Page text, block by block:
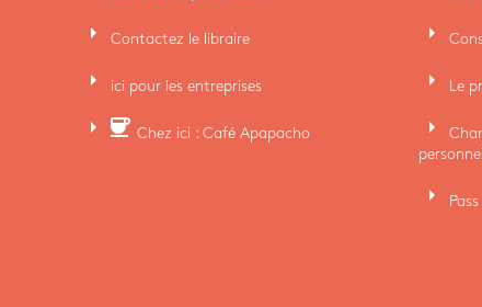
arrow_right Contactez le libraire
arrow_right ici pour les entreprises
arrow_right coffee Chez ici : Café Apapacho
arrow_right
arrow_right Le
arrow_right
arrow_right